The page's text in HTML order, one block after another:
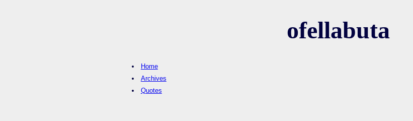
ofellabuta
Home
Archives
Quotes